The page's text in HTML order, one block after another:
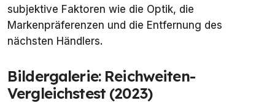
subjektive Faktoren wie die Optik, die
Markenpräferenzen und die Entfernung des
nächsten Händlers.
Bildergalerie: Reichweiten-
Vergleichstest (2023)